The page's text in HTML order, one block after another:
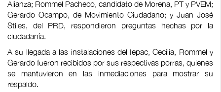
Alianza; Rommel Pacheco, candidato de Morena, PT y PVEM;
Gerardo Ocampo, de Movimiento Ciudadano; y Juan José
Stiles, del PRD, respondieron preguntas hechas por la
ciudadanía.
A su llegada a las instalaciones del Iepac, Cecilia, Rommel y
Gerardo fueron recibidos por sus respectivas porras, quienes
se mantuvieron en las inmediaciones para mostrar su
respaldo.